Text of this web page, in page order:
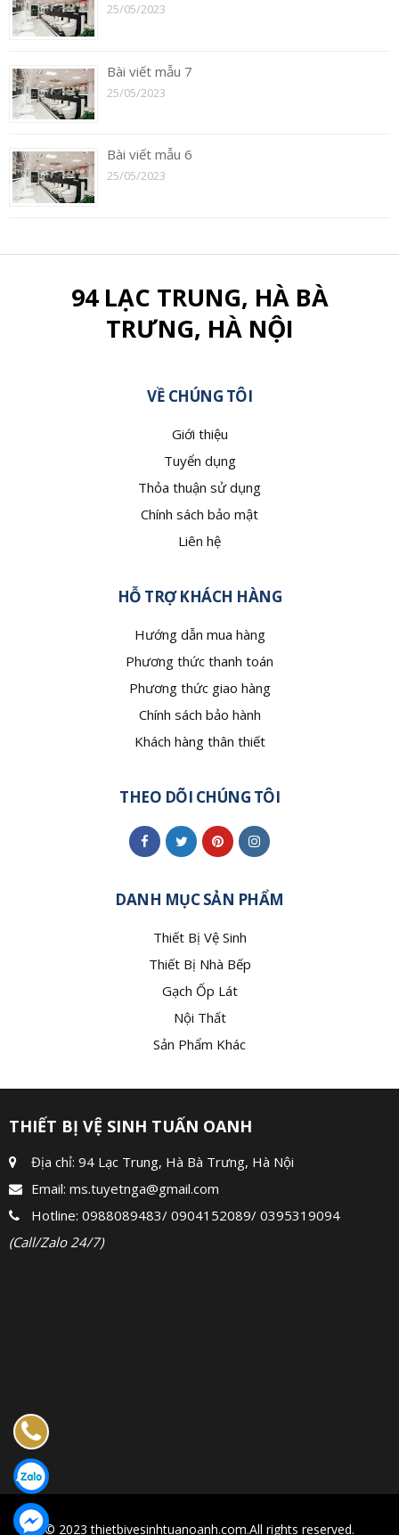
25/05/2023
Bài viết mẫu 7
25/05/2023
Bài viết mẫu 6
25/05/2023
94 LẠC TRUNG, HÀ BÀ
TRƯNG, HÀ NỘI
VỀ CHÚNG TÔI
Giới thiệu
Tuyển dụng
Thỏa thuận sử dụng
Chính sách bảo mật
Liên hệ
HỖ TRỢ KHÁCH HÀNG
Hướng dẫn mua hàng
Phương thức thanh toán
Phương thức giao hàng
Chính sách bảo hành
Khách hàng thân thiết
THEO DÕI CHÚNG TÔI
DANH MỤC SẢN PHẨM
Thiết Bị Vệ Sinh
Thiết Bị Nhà Bếp
Gạch Ốp Lát
Nội Thất
Sản Phẩm Khác
THIẾT BỊ VỆ SINH TUẤN OANH
Địa chỉ: 94 Lạc Trung, Hà Bà Trưng, Hà Nội
Email: ms.tuyetnga@gmail.com
Hotline: 0988089483/ 0904152089/ 0395319094
(Call/Zalo 24/7)
© 2023 thietbivesinhtuanoanh.com.All rights reserved.